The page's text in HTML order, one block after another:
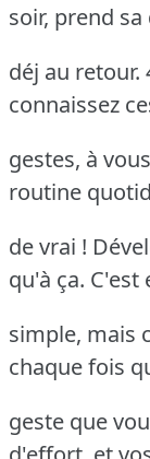
soir, prend
déj au retour.
connaissez
gestes, à
routine
de vrai !
qu'à ça.
simple, mais
chaque fois
geste que